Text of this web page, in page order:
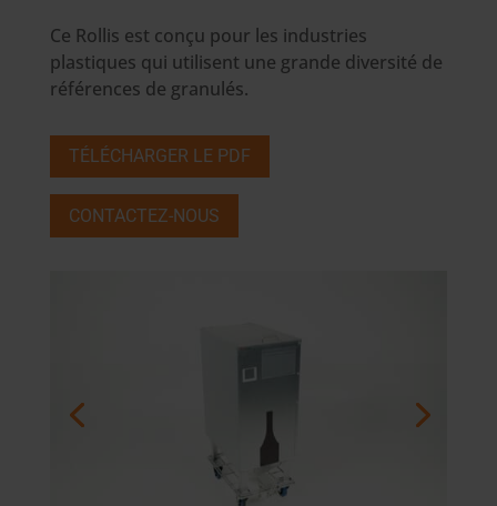
Ce Rollis est conçu pour les industries
plastiques qui utilisent une grande diversité de
références de granulés.
TÉLÉCHARGER LE PDF
CONTACTEZ-NOUS